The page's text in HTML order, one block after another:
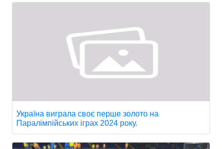
Україна виграла своє перше золото на
Паралімпійських іграх 2024 року.